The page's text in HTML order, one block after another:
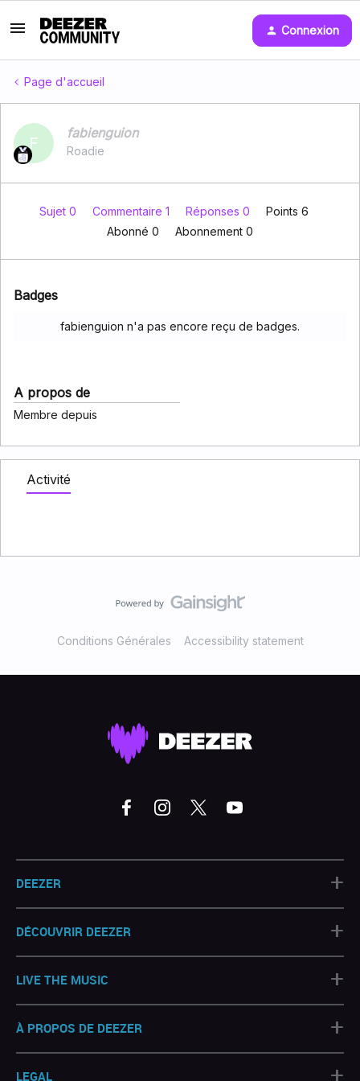
Connexion
Page d'accueil
F
fabienguion
Roadie
Sujet 0 Commentaire 1 Réponses 0
Points 6
Abonné 0 Abonnement 0
Badges
fabienguion n'a pas encore reçu de badges.
A propos de
Membre depuis
Activité
Conditions Générales Accessibility statement
DEEZER +
DÉCOUVRIR DEEZER +
LIVE THE MUSIC +
À PROPOS DE DEEZER +
LEGAL +